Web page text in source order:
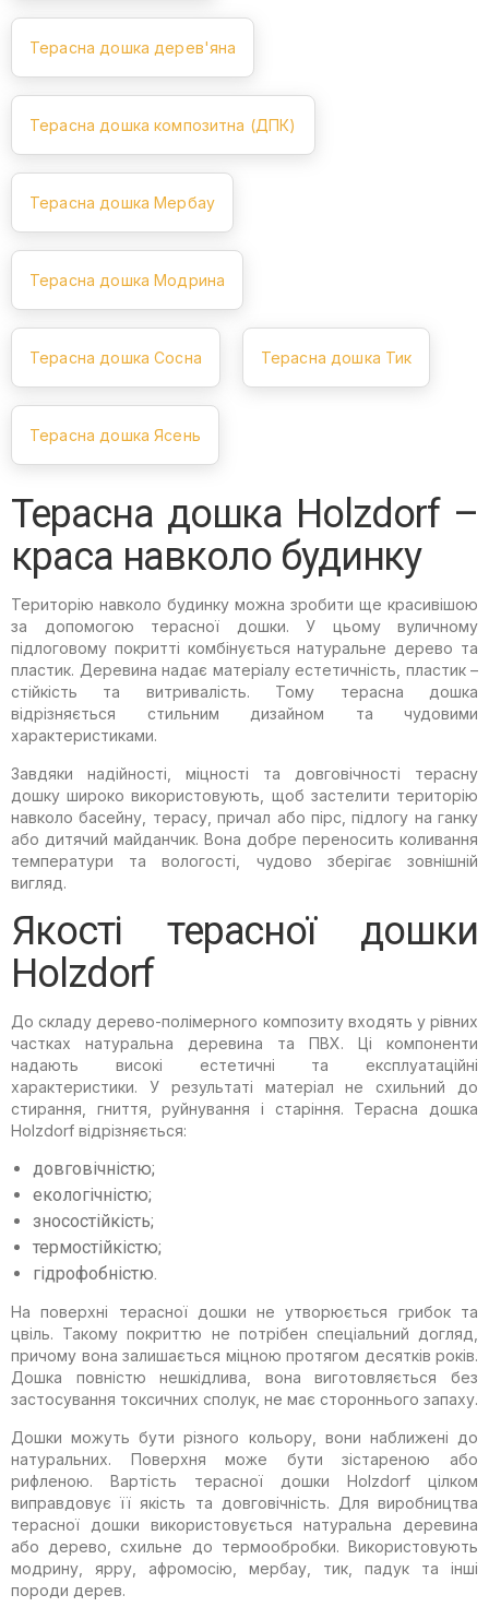
Терасна дошка дерев'яна
Терасна дошка композитна (ДПК)
Терасна дошка Мербау
Терасна дошка Модрина
Терасна дошка Сосна Терасна дошка Тик
Терасна дошка Ясень
Терасна дошка Holzdorf –
краса навколо будинку
Територію навколо будинку можна зробити ще красивішою
за допомогою терасної дошки. У цьому вуличному
підлоговому покритті комбінується натуральне дерево та
пластик. Деревина надає матеріалу естетичність, пластик –
стійкість та витривалість. Тому терасна дошка
відрізняється стильним дизайном та чудовими
характеристиками.
Завдяки надійності, міцності та довговічності терасну
дошку широко використовують, щоб застелити територію
навколо басейну, терасу, причал або пірс, підлогу на ганку
або дитячий майданчик. Вона добре переносить коливання
температури та вологості, чудово зберігає зовнішній
вигляд.
Якості терасної дошки
Holzdorf
До складу дерево-полімерного композиту входять у рівних
частках натуральна деревина та ПВХ. Ці компоненти
надають високі естетичні та експлуатаційні
характеристики. У результаті матеріал не схильний до
стирання, гниття, руйнування і старіння. Терасна дошка
Holzdorf відрізняється:
довговічністю;
екологічністю;
зносостійкість;
термостійкістю;
гідрофобністю.
На поверхні терасної дошки не утворюється грибок та
цвіль. Такому покриттю не потрібен спеціальний догляд,
причому вона залишається міцною протягом десятків років.
Дошка повністю нешкідлива, вона виготовляється без
застосування токсичних сполук, не має стороннього запаху.
Дошки можуть бути різного кольору, вони наближені до
натуральних. Поверхня може бути зістареною або
рифленою. Вартість терасної дошки Holzdorf цілком
виправдовує її якість та довговічність. Для виробництва
терасної дошки використовується натуральна деревина
або дерево, схильне до термообробки. Використовують
модрину, ярру, афромосію, мербау, тик, падук та інші
породи дерев.